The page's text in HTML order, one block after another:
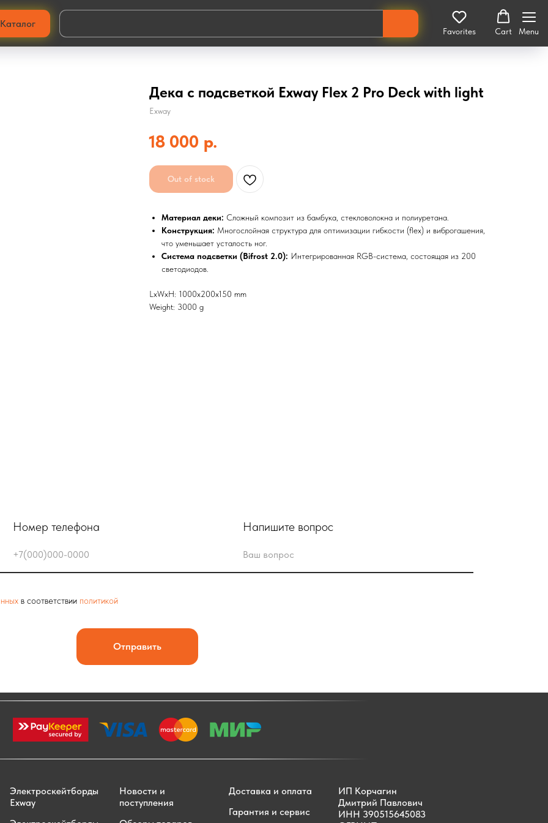
Каталог
Favorites Cart Menu
Дека с подсветкой Exway Flex 2 Pro Deck with light
Exway
18 000 р.
Out of stock
Материал деки: Сложный композит из бамбука, стекловолокна и полиуретана.
Конструкция: Многослойная структура для оптимизации гибкости (flex) и виброгашения,
что уменьшает усталость ног.
Система подсветки (Bifrost 2.0): Интегрированная RGB-система, состоящая из 200
светодиодов.
LxWxH: 1000x200x150 mm
Weight: 3000 g
Номер телефона Напишите вопрос
в соответствии политикой
Отправить
Электроскейтборды
Exway
Новости и
поступления
Доставка и оплата
Гарантия и сервис
ИП Корчагин
Дмитрий Павлович
ИНН 390515645083